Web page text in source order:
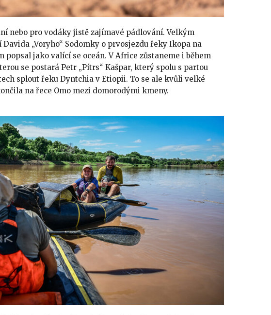
nebo pro vodáky jistě zajímavé pádlování. Velkým
„Voryho“ Sodomky o prvosjezdu řeky Ikopa na
popsal jako valící se oceán. V Africe zůstaneme i během
se postará Petr „Pítrs“ Kašpar, který spolu s partou
splout řeku Dyntchia v Etiopii. To se ale kvůli velké
na řece Omo mezi domorodými kmeny.